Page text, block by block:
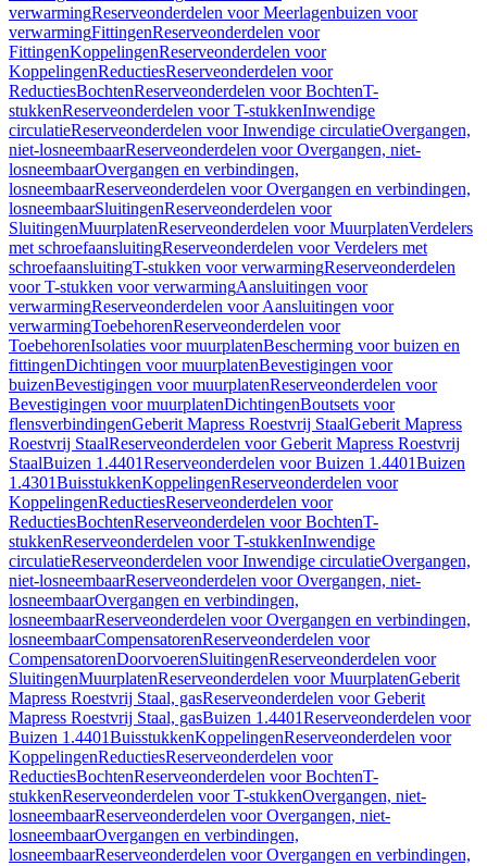
verwarmingReserveonderdelen voor Meerlagenbuizen voor
verwarmingFittingenReserveonderdelen voor
FittingenKoppelingenReserveonderdelen voor
KoppelingenReductiesReserveonderdelen voor
ReductiesBochtenReserveonderdelen voor BochtenT-
stukkenReserveonderdelen voor T-stukkenInwendige
circulatieReserveonderdelen voor Inwendige circulatieOvergangen,
niet-losneembaarReserveonderdelen voor Overgangen, niet-
losneembaarOvergangen en verbindingen,
losneembaarReserveonderdelen voor Overgangen en verbindingen,
losneembaarSluitingenReserveonderdelen voor
SluitingenMuurplatenReserveonderdelen voor MuurplatenVerdelers
met schroefaansluitingReserveonderdelen voor Verdelers met
schroefaansluitingT-stukken voor verwarmingReserveonderdelen
voor T-stukken voor verwarmingAansluitingen voor
verwarmingReserveonderdelen voor Aansluitingen voor
verwarmingToebehorenReserveonderdelen voor
ToebehorenIsolaties voor muurplatenBescherming voor buizen en
fittingenDichtingen voor muurplatenBevestigingen voor
buizenBevestigingen voor muurplatenReserveonderdelen voor
Bevestigingen voor muurplatenDichtingenBoutsets voor
flensverbindingenGeberit Mapress Roestvrij StaalGeberit Mapress
Roestvrij StaalReserveonderdelen voor Geberit Mapress Roestvrij
StaalBuizen 1.4401Reserveonderdelen voor Buizen 1.4401Buizen
1.4301BuisstukkenKoppelingenReserveonderdelen voor
KoppelingenReductiesReserveonderdelen voor
ReductiesBochtenReserveonderdelen voor BochtenT-
stukkenReserveonderdelen voor T-stukkenInwendige
circulatieReserveonderdelen voor Inwendige circulatieOvergangen,
niet-losneembaarReserveonderdelen voor Overgangen, niet-
losneembaarOvergangen en verbindingen,
losneembaarReserveonderdelen voor Overgangen en verbindingen,
losneembaarCompensatorenReserveonderdelen voor
CompensatorenDoorvoerenSluitingenReserveonderdelen voor
SluitingenMuurplatenReserveonderdelen voor MuurplatenGeberit
Mapress Roestvrij Staal, gasReserveonderdelen voor Geberit
Mapress Roestvrij Staal, gasBuizen 1.4401Reserveonderdelen voor
Buizen 1.4401BuisstukkenKoppelingenReserveonderdelen voor
KoppelingenReductiesReserveonderdelen voor
ReductiesBochtenReserveonderdelen voor BochtenT-
stukkenReserveonderdelen voor T-stukkenOvergangen, niet-
losneembaarReserveonderdelen voor Overgangen, niet-
losneembaarOvergangen en verbindingen,
losneembaarReserveonderdelen voor Overgangen en verbindingen,